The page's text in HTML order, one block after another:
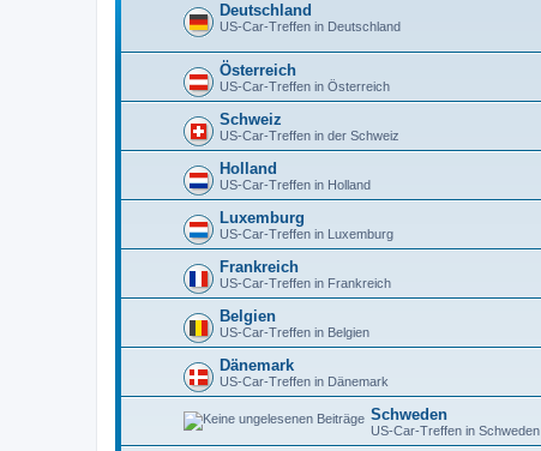
Deutschland
US-Car-Treffen in Deutschland
Österreich
US-Car-Treffen in Österreich
Schweiz
US-Car-Treffen in der Schweiz
Holland
US-Car-Treffen in Holland
Luxemburg
US-Car-Treffen in Luxemburg
Frankreich
US-Car-Treffen in Frankreich
Belgien
US-Car-Treffen in Belgien
Dänemark
US-Car-Treffen in Dänemark
Schweden
US-Car-Treffen in Schweden